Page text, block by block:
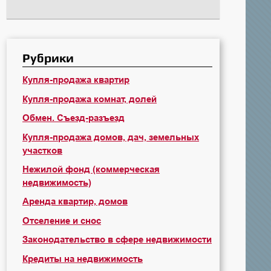
Рубрики
Купля-продажа квартир
Купля-продажа комнат, долей
Обмен. Съезд-разъезд
Купля-продажа домов, дач, земельных
участков
Нежилой фонд (коммерческая
недвижимость)
Аренда квартир, домов
Отселение и снос
Законодательство в сфере недвижимости
Кредиты на недвижимость